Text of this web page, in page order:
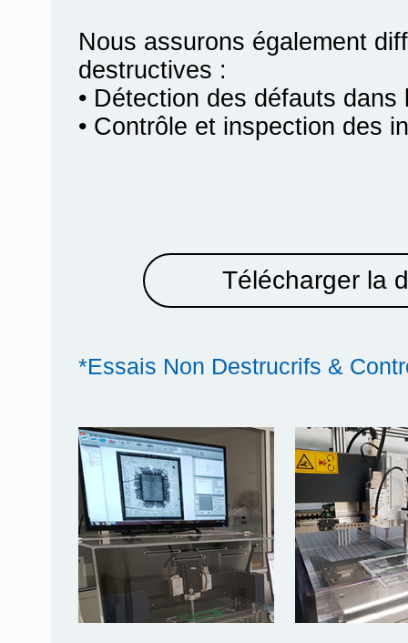
Nous assurons également
destructives :
• Détection des défauts
• Contrôle et inspection des
Télécharger la
*Essais Non Destrucrifs &